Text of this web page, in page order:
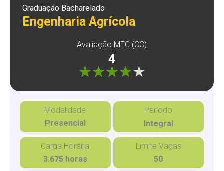
Graduação Bacharelado
Engenharia Agrícola
Avaliação MEC (CC)
4
Modalidade
Presencial
Período
Integral
Carga Horária
3.675 horas
Limite Vagas
50